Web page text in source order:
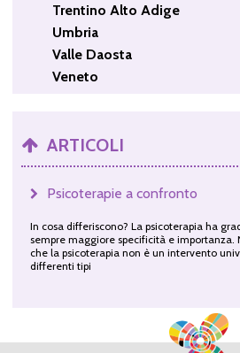
Trentino Alto Adige
Umbria
Valle Daosta
Veneto
ARTICOLI
Psicoterapie a confronto
In cosa differiscono? La psicoterapia ha
sempre maggiore specificità e importanza.
che la psicoterapia non è un intervento
differenti tipi